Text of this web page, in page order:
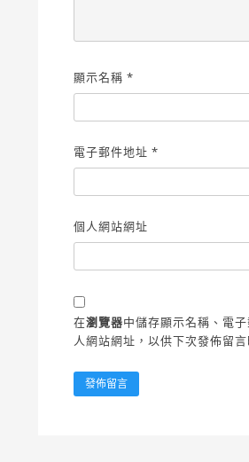
顯示名稱 *
電子郵件地址 *
個人網站網址
在瀏覽器中儲存顯示名稱、電
人網站網址，以供下次發佈留言